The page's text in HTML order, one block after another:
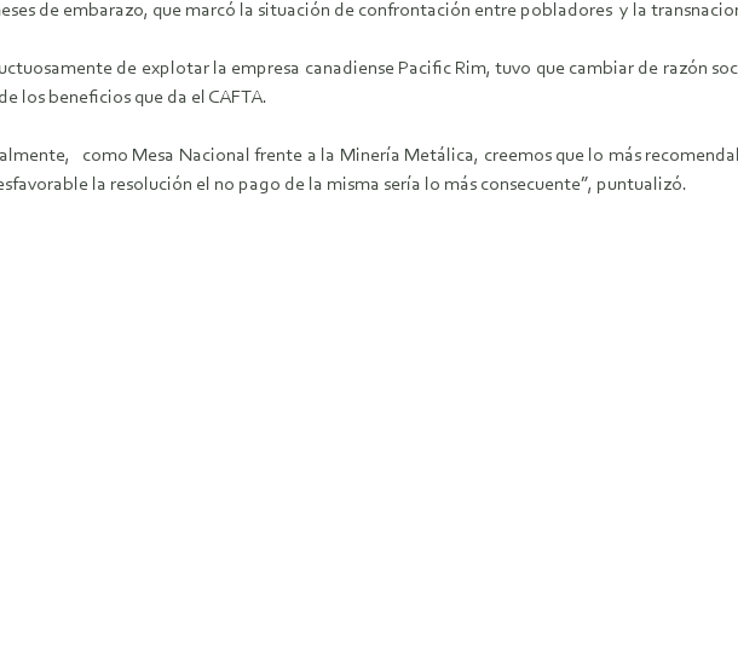
de embarazo, que marcó la situación de confrontación entre pobladores y la
de explotar la empresa canadiense Pacific Rim, tuvo que cambiar de razón
los beneficios que da el CAFTA.
como Mesa Nacional frente a la Minería Metálica, creemos que lo más
la resolución el no pago de la misma sería lo más consecuente”, puntualizó.